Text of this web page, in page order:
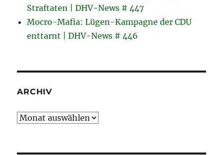
Straftaten | DHV-News # 447
Mocro-Mafia: Lügen-Kampagne der CDU
enttarnt | DHV-News # 446
ARCHIV
Archiv